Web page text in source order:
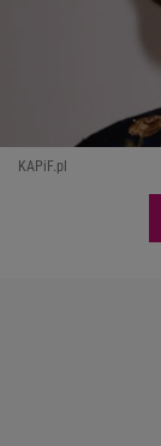
KAPiF.pl